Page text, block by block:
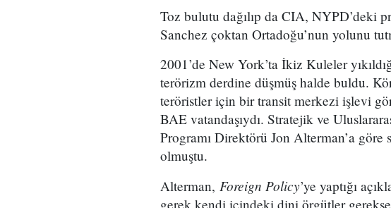
Toz bulutu dağılıp da CIA, NYPD’deki
Sanchez çoktan Ortadoğu’nun yolunu
2001’de New York’ta İkiz Kuleler
terörizm derdine düşmüş halde buldu.
teröristler için bir transit merkezi işlevi
BAE vatandaşıydı. Stratejik ve
Programı Direktörü Jon Alterman’a göre
olmuştu.
Alterman, Foreign Policy’ye yaptığı
gerek kendi içindeki dini örgütler